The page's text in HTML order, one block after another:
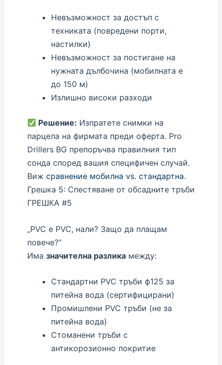
Невъзможност за достъп с
техниката (повредени порти,
настилки)
Невъзможност за постигане на
нужната дълбочина (мобилната е
до 150 м)
Излишно високи разходи
Решение: Изпратете снимки на
парцела на фирмата преди оферта. Pro
Drillers BG препоръчва правилния тип
сонда според вашия специфичен случай.
Виж сравнение мобилна vs. стандартна.
Грешка 5: Спестяване от обсадните тръби
ГРЕШКА #5
„PVC е PVC, нали? Защо да плащам
повече?“
Има значителна разликамежду:
Стандартни PVC тръби ф125 за
питейна вода (сертифицирани)
Промишлени PVC тръби (не за
питейна вода)
Стоманени тръби с
антикорозионно покритие